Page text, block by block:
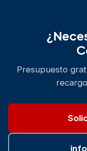
Presupuesto